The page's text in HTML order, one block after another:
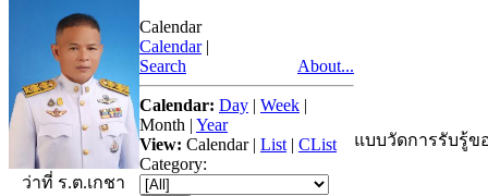
ว่าที่ ร.ต.เกชา
Calendar
Calendar |
Search
About...
Calendar: Day | Week |
Month | Year
View: Calendar| List | CList
Category:
แบบวัดการรับรู้ข